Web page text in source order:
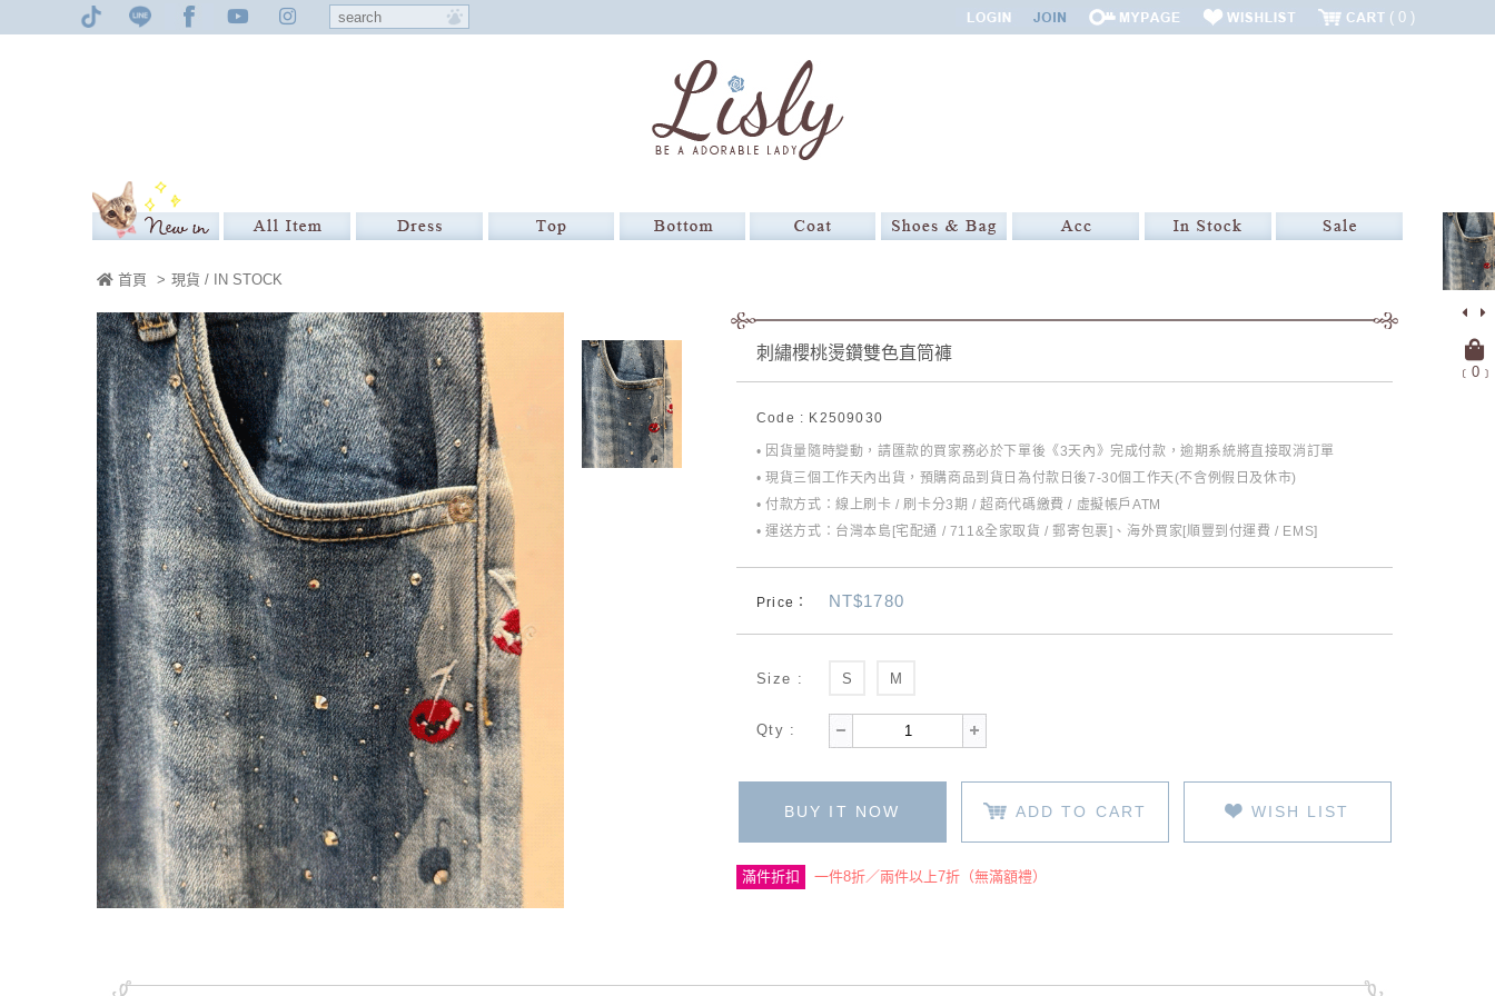
0
﹝ 0﹞
首頁 > 現貨 / IN STOCK
刺繡櫻桃燙鑽雙色直筒褲
Code : K2509030
• 因貨量隨時變動，請匯款的買家務必於下單後《3天內》完成付款，逾期系統將直接取消訂單
• 現貨三個工作天內出貨，預購商品到貨日為付款日後7-30個工作天(不含例假日及休市)
• 付款方式：線上刷卡 / 刷卡分3期 / 超商代碼繳費 / 虛擬帳戶ATM
• 運送方式：台灣本島[宅配通 / 711&全家取貨 / 郵寄包裹]、海外買家[順豐到付運費 / EMS]
Price： NT$1780
Size : S M
Qty :
BUY IT NOW ADD TO CART WISH LIST
滿件折扣 一件8折／兩件以上7折（無滿額禮）